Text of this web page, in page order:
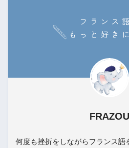
FRAZOU
何度も挫折をしながらフランス語